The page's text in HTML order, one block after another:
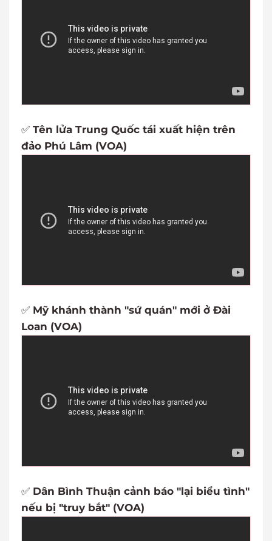
✅ Tên lửa Trung Quốc tái xuất hiện trên
đảo Phú Lâm (VOA)
✅ Mỹ khánh thành "sứ quán" mới ở Đài
Loan (VOA)
✅ Dân Bình Thuận cảnh báo "lại biểu tình"
nếu bị "truy bắt" (VOA)